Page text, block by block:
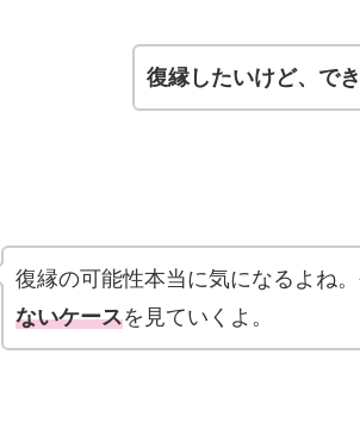
復縁したいけど、で
復縁の可能性本当に気になるよね
ないケースを見ていくよ。